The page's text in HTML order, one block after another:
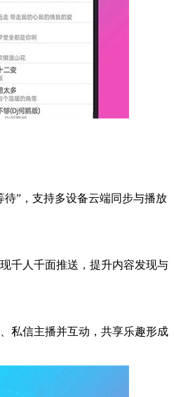
”，支持多设备云端同步与播放
人千面推送，提升内容发现与
信主播并互动，共享乐趣形成